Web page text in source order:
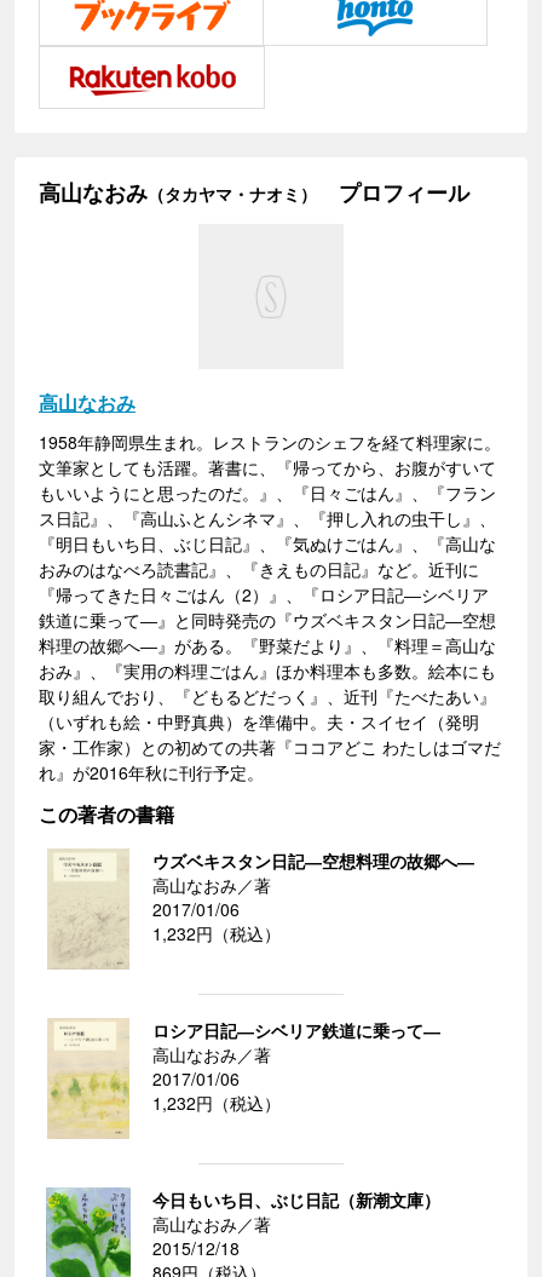
高山なおみ （タカヤマ・ナオミ） プロフィール
高山なおみ
1958年静岡県生まれ。レストランのシェフを経て料理家に。
文筆家としても活躍。著書に、『帰ってから、お腹がすいて
もいいようにと思ったのだ。』、『日々ごはん』、『フラン
ス日記』、『高山ふとんシネマ』、『押し入れの虫干し』、
『明日もいち日、ぶじ日記』、『気ぬけごはん』、『高山な
おみのはなべろ読書記』、『きえもの日記』など。近刊に
『帰ってきた日々ごはん（2）』、『ロシア日記―シベリア
鉄道に乗って―』と同時発売の『ウズベキスタン日記―空想
料理の故郷へ―』がある。『野菜だより』、『料理＝高山な
おみ』、『実用の料理ごはん』ほか料理本も多数。絵本にも
取り組んでおり、『どもるどだっく』、近刊『たべたあい』
（いずれも絵・中野真典）を準備中。夫・スイセイ（発明
家・工作家）との初めての共著『ココアどこ わたしはゴマだ
れ』が2016年秋に刊行予定。
この著者の書籍
ウズベキスタン日記―空想料理の故郷へ―
高山なおみ／著
2017/01/06
1,232円（税込）
ロシア日記―シベリア鉄道に乗って―
高山なおみ／著
2017/01/06
1,232円（税込）
今日もいち日、ぶじ日記（新潮文庫）
高山なおみ／著
2015/12/18
869円（税込）